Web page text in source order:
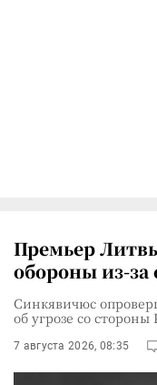
Премьер
обороны из-за
Синкявичюс
об угрозе со стороны
7 августа 2026, 08:35